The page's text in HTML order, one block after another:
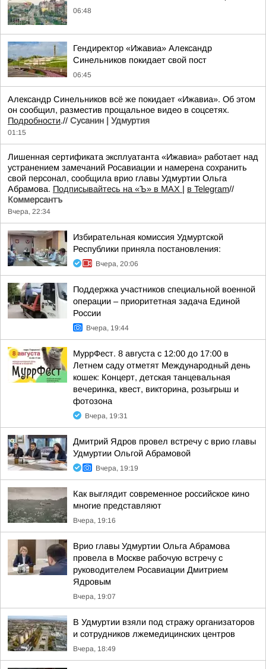
06:48
Гендиректор «Ижавиа» Александр
Синельников покидает свой пост
06:45
Александр Синельников всё же покидает «Ижавиа». Об этом
он сообщил, разместив прощальное видео в соцсетях.
Подробности.// Сусанин | Удмуртия
01:15
Лишенная сертификата эксплуатанта «Ижавиа» работает над
устранением замечаний Росавиации и намерена сохранить
свой персонал, сообщила врио главы Удмуртии Ольга
Абрамова. Подписывайтесь на «Ъ» в MAX | в Telegram//
Коммерсантъ
Вчера, 22:34
Избирательная комиссия Удмуртской
Республики приняла постановления:
Вчера, 20:06
Поддержка участников специальной военной
операции – приоритетная задача Единой
России
Вчера, 19:44
МуррФест. 8 августа с 12:00 до 17:00 в
Летнем саду отметят Международный день
кошек: Концерт, детская танцевальная
вечеринка, квест, викторина, розыгрыш и
фотозона
Вчера, 19:31
Дмитрий Ядров провел встречу с врио главы
Удмуртии Ольгой Абрамовой
Вчера, 19:19
Как выглядит современное российское кино
многие представляют
Вчера, 19:16
Врио главы Удмуртии Ольга Абрамова
провела в Москве рабочую встречу с
руководителем Росавиации Дмитрием
Ядровым
Вчера, 19:07
В Удмуртии взяли под стражу организаторов
и сотрудников лжемедицинских центров
Вчера, 18:49